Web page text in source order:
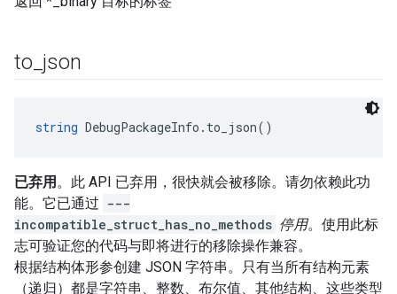
to json
string DebugPackageInfo.to_json()
已弃用 。此 API 已弃用，很快就会被移除。请勿依赖此功
能。它已通过 ---
incompatible_struct_has_no_methods 停用。使用此标
志可验证您的代码与即将进行的移除操作兼容。
根据结构体形参创建 JSON 字符串。只有当所有结构元素
（递归）都是字符串、整数、布尔值、其他结构、这些类型